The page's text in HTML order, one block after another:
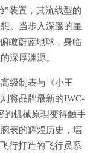
”装置，其流线型的
。当步入深邃的星
瞰蔚蓝地球，身临
深厚渊源。
级制表与《小王
将品牌最新的IWC-
的机械原理变得触手
表的辉煌历史，墙
行打造的飞行员系